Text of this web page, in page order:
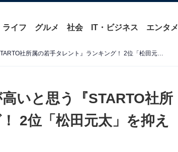
ライフ グルメ 社会 IT・ビジネス エンタメ
【40代が選ぶ】バラエティ力が高いと思う『STARTO社所属の若手タレント』ランキング！ 2位「松田元太」を抑えた1位は？【2026年調査】
いと思う『STARTO社所
2位「松田元太」を抑え